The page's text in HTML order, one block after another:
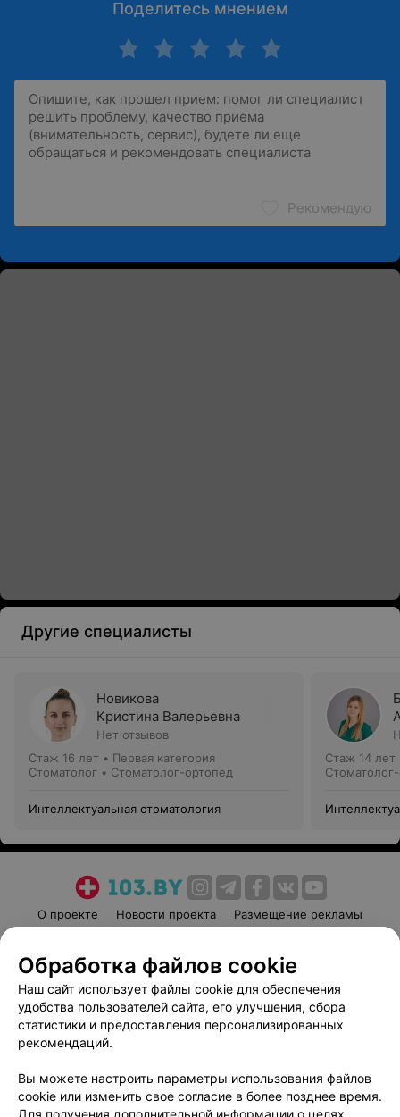
Поделитесь мнением
Рекомендую
Другие специалисты
Новикова
Кристина Валерьевна
Нет отзывов
Стаж 16 лет • Первая категория
Стоматолог • Стоматолог-ортопед
Интеллектуальная стоматология
Стаж 14 лет
О проекте Новости проекта
Размещение рекламы
Пользовательское соглашение
Способы оплаты
Вакансии
Партнеры
Написать руководителю 103.by
Обработка персональных данных
Обработка файлов cookie
Наш сайт использует файлы cookie для обеспечения
удобства пользователей сайта, его улучшения, сбора
статистики и предоставления персонализированных
рекомендаций.
Вы можете настроить параметры использования файлов
cookie или изменить свое согласие в более позднее время.
Для получения дополнительной информации о целях,